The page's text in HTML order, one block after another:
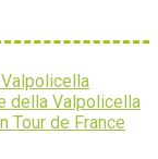
della Valpolicella
Tour de France